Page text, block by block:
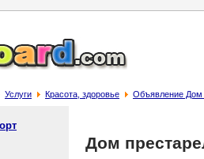
Услуги Красота, здоровье Объявление Дом
Дом